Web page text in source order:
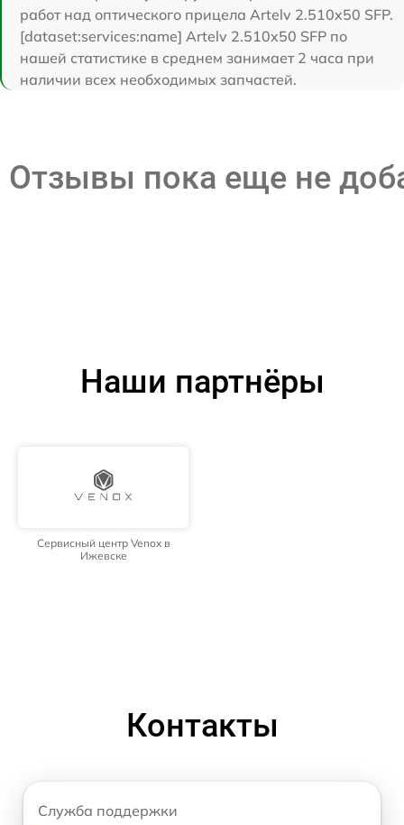
работ над оптического прицела Artelv 2.510x50 SFP.
[dataset:services:name] Artelv 2.510x50 SFP по
нашей статистике в среднем занимает 2 часа при
наличии всех необходимых запчастей.
Отзывы пока еще не
Наши партнёры
Сервисный центр Venox в
Ижевске
Контакты
Служба поддержки